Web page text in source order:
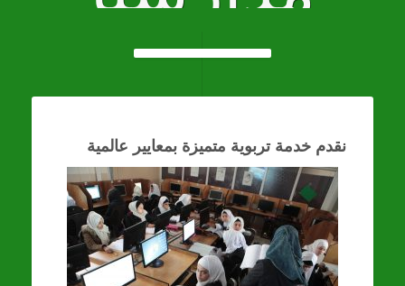
نقدم خدمة تربوية متميزة بمعايير عالمية